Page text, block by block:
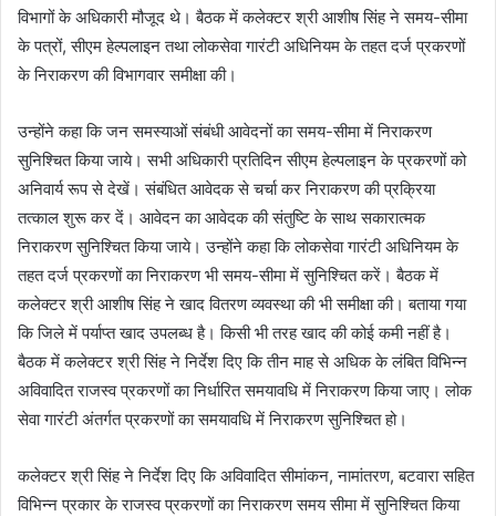
विभागों के अधिकारी मौजूद थे। बैठक में कलेक्टर श्री आशीष सिंह ने समय-सीमा
के पत्रों, सीएम हेल्पलाइन तथा लोकसेवा गारंटी अधिनियम के तहत दर्ज प्रकरणों
के निराकरण की विभागवार समीक्षा की।
उन्होंने कहा कि जन समस्याओं संबंधी आवेदनों का समय-सीमा में निराकरण
सुनिश्चित किया जाये। सभी अधिकारी प्रतिदिन सीएम हेल्पलाइन के प्रकरणों को
अनिवार्य रूप से देखें। संबंधित आवेदक से चर्चा कर निराकरण की प्रक्रिया
तत्काल शुरू कर दें। आवेदन का आवेदक की संतुष्टि के साथ सकारात्मक
निराकरण सुनिश्चित किया जाये। उन्होंने कहा कि लोकसेवा गारंटी अधिनियम के
तहत दर्ज प्रकरणों का निराकरण भी समय-सीमा में सुनिश्चित करें। बैठक में
कलेक्टर श्री आशीष सिंह ने खाद वितरण व्यवस्था की भी समीक्षा की। बताया गया
कि जिले में पर्याप्त खाद उपलब्ध है। किसी भी तरह खाद की कोई कमी नहीं है।
बैठक में कलेक्टर श्री सिंह ने निर्देश दिए कि तीन माह से अधिक के लंबित विभिन्न
अविवादित राजस्व प्रकरणों का निर्धारित समयावधि में निराकरण किया जाए। लोक
सेवा गारंटी अंतर्गत प्रकरणों का समयावधि में निराकरण सुनिश्चित हो।
कलेक्टर श्री सिंह ने निर्देश दिए कि अविवादित सीमांकन, नामांतरण, बटवारा सहित
विभिन्न प्रकार के राजस्व प्रकरणों का निराकरण समय सीमा में सुनिश्चित किया